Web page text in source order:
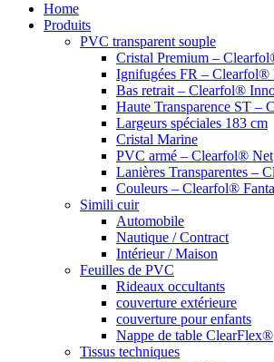
Home
Produits
PVC transparent souple
Cristal Premium –
Ignifugées FR – Clearfol®
Bas retrait – Clearfol®
Haute Transparence ST –
Largeurs spéciales 183 cm
Cristal Marine
PVC armé – Clearfol® Net
Lanières Transparentes –
Couleurs – Clearfol®
Simili cuir
Automobile
Nautique / Contract
Intérieur / Maison
Feuilles de PVC
Rideaux occultants
couverture extérieure
couverture pour enfants
Nappe de table ClearFlex®
Tissus techniques